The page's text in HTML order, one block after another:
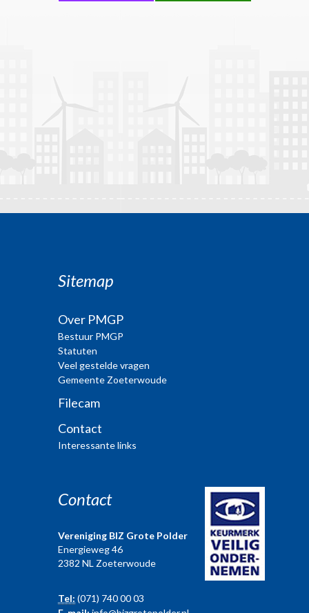
Sitemap
Over PMGP
Bestuur PMGP
Statuten
Veel gestelde vragen
Gemeente Zoeterwoude
Filecam
Contact
Interessante links
Contact
Vereniging BIZ Grote Polder
Energieweg 46
2382 NL Zoeterwoude
Tel: (071) 740 00 03